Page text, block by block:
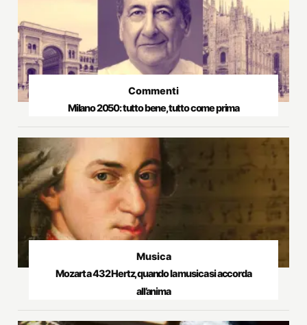
Commenti
Milano 2050: tutto bene, tutto come prima
Musica
Mozart a 432 Hertz, quando la musica si accorda
all’anima